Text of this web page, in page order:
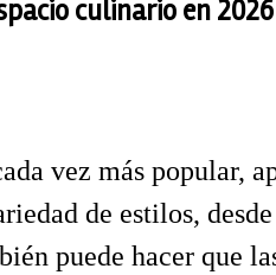
culinario en 2026
vez más popular,
de estilos,
puede hacer que